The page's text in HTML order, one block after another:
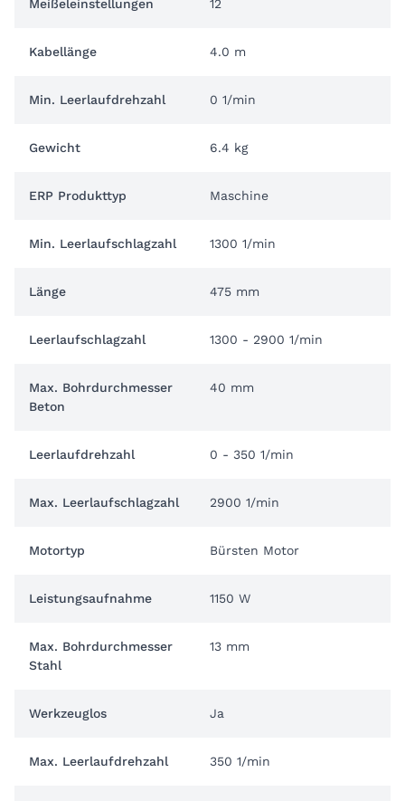
Meißeleinstellungen 12
Kabellänge 4.0 m
Min. Leerlaufdrehzahl 0 1/min
Gewicht 6.4 kg
ERP Produkttyp Maschine
Min. Leerlaufschlagzahl 1300 1/min
Länge 475 mm
Leerlaufschlagzahl 1300 - 2900 1/min
Max. Bohrdurchmesser
Beton
40 mm
Leerlaufdrehzahl 0 - 350 1/min
Max. Leerlaufschlagzahl 2900 1/min
Motortyp Bürsten Motor
Leistungsaufnahme 1150 W
Max. Bohrdurchmesser
Stahl
13 mm
Werkzeuglos Ja
Max. Leerlaufdrehzahl 350 1/min